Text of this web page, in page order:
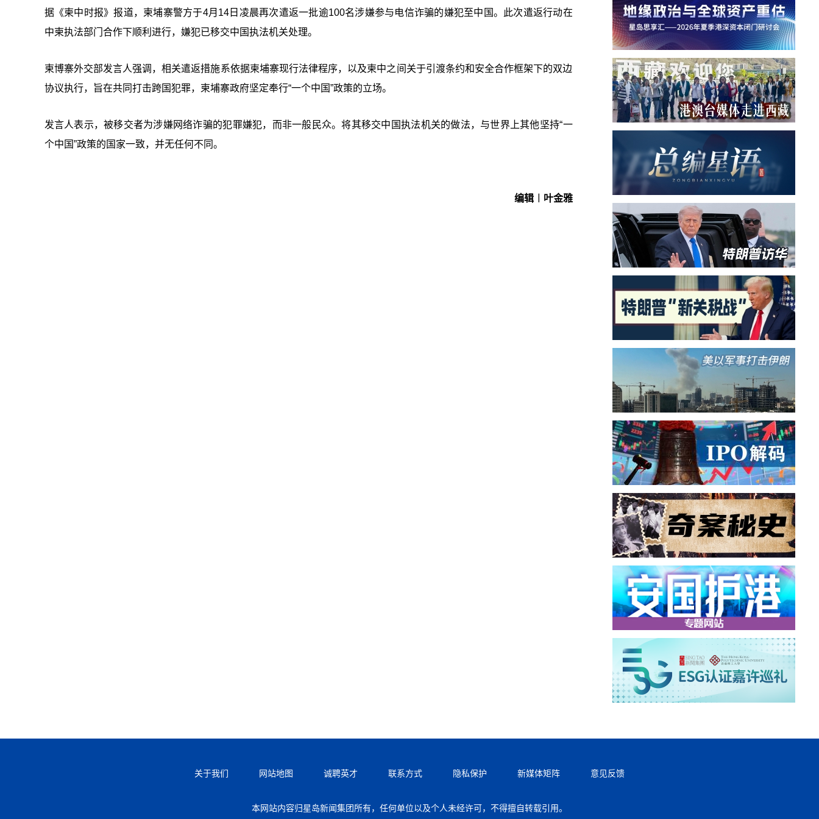
据《柬中时报》报道，柬埔寨警方于4月14日凌晨再次遣返一批逾100名涉嫌参与电信诈骗的嫌犯至中国。此次遣返行动在
中柬执法部门合作下顺利进行，嫌犯已移交中国执法机关处理。
柬博寨外交部发言人强调，相关遣返措施系依据柬埔寨现行法律程序，以及柬中之间关于引渡条约和安全合作框架下的双边
协议执行，旨在共同打击跨国犯罪，柬埔寨政府坚定奉行“一个中国”政策的立场。
发言人表示，被移交者为涉嫌网络诈骗的犯罪嫌犯，而非一般民众。将其移交中国执法机关的做法，与世界上其他坚持“一
个中国”政策的国家一致，并无任何不同。
编辑︱叶金雅
关于我们 网站地图 诚聘英才 联系方式 隐私保护 新媒体矩阵 意见反馈
本网站内容归星岛新闻集团所有，任何单位以及个人未经许可，不得擅自转载引用。